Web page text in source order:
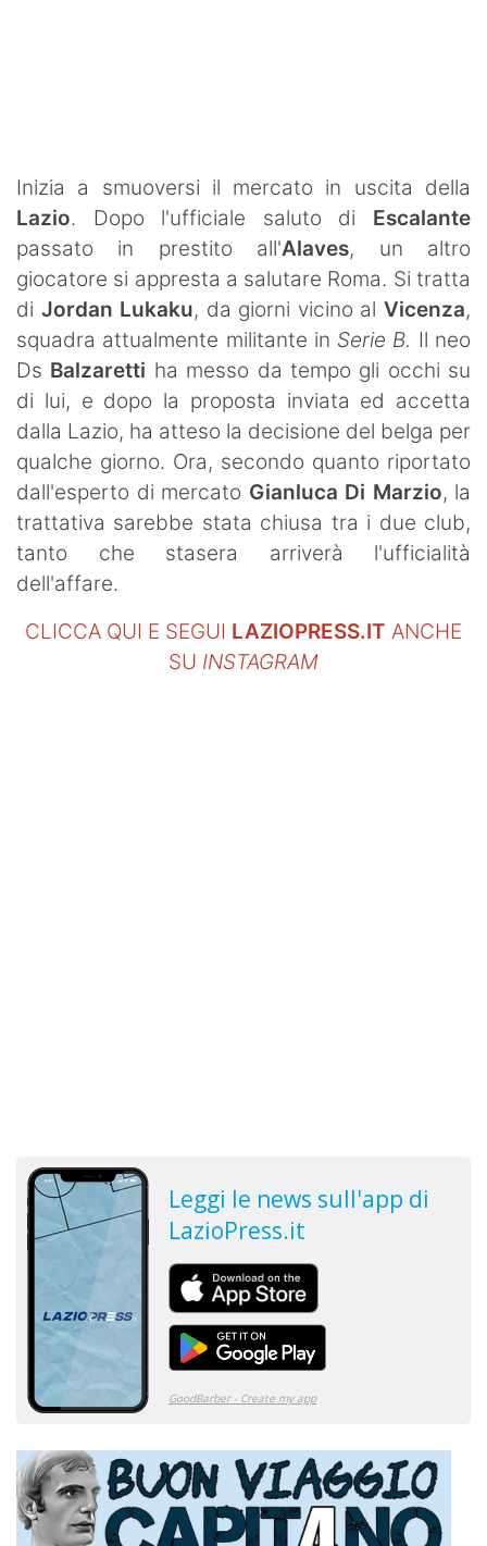
Inizia a smuoversi il mercato in uscita della
Lazio. Dopo l'ufficiale saluto di Escalante
passato in prestito all'Alaves, un altro
giocatore si appresta a salutare Roma. Si tratta
di Jordan Lukaku, da giorni vicino alVicenza,
squadra attualmente militante in Serie B. Il neo
Ds Balzaretti ha messo da tempo gli occhi su
di lui, e dopo la proposta inviata ed accetta
dalla Lazio, ha atteso la decisione del belga per
qualche giorno. Ora, secondo quanto riportato
dall'esperto di mercato Gianluca Di Marzio, la
trattativa sarebbe stata chiusa tra i due club,
tanto che stasera arriverà l'ufficialità
dell'affare.
CLICCA QUI E SEGUI LAZIOPRESS.IT ANCHE
SU INSTAGRAM